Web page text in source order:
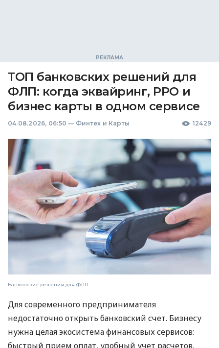
ТОП банковских решений для
ФЛП: когда эквайринг, РРО и
бизнес карты в одном сервисе
04.08.2026, 06:50 — Финтех и Карты 12429
Банковские решения для ФЛП
Для современного предпринимателя
недостаточно открыть банковский счет. Бизнесу
нужна целая экосистема финансовых сервисов:
быстрый прием оплат, удобный учет расчетов,